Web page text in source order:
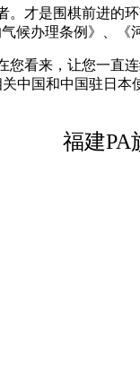
才是围棋前进的环
候办理条例》、《
看来，让您一直
中国和中国驻日
福建PA